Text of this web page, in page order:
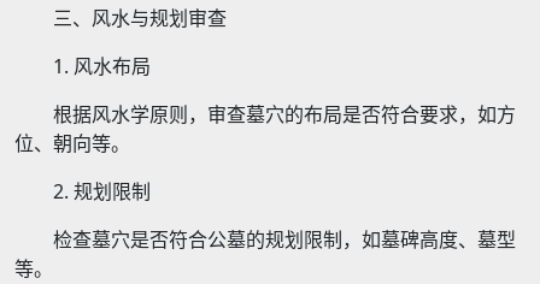
三、风水与规划审查
1. 风水布局
根据风水学原则，审查墓穴的布局是否符合要求，如方
位、朝向等。
2. 规划限制
检查墓穴是否符合公墓的规划限制，如墓碑高度、墓型
等。